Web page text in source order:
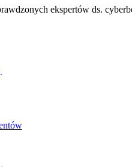
ekspertów ds.